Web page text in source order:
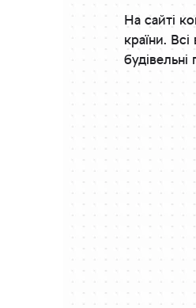
На сайті
країни.